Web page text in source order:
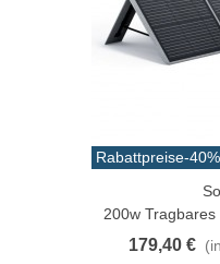
Rabattpreise-40%
200w
179,40 €